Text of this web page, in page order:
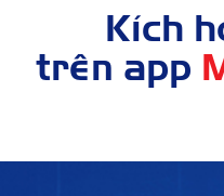
Kích
trên app